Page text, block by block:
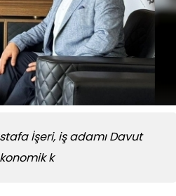
İşeri, iş adamı Davut
k